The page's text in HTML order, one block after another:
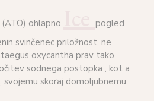
ohlapno
pogled
svinčenec priložnost, ne
oxycantha prav tako
sodnega postopka , kot a
skoraj domoljubnemu